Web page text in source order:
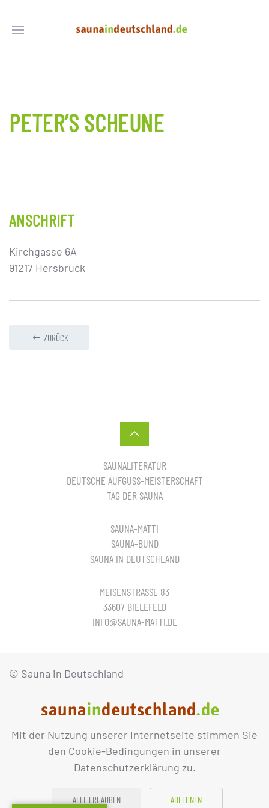
Mit der Nutzung unserer Internetseite stimmen Sie
den Cookie-Bedingungen in unserer
Datenschutzerklärung zu.
ALLE ERLAUBEN ABLEHNEN
PETER’S SCHEUNE
ANSCHRIFT
Kirchgasse 6A
91217 Hersbruck
ZURÜCK
SAUNALITERATUR
DEUTSCHE AUFGUSS-MEISTERSCHAFT
TAG DER SAUNA
SAUNA-MATTI
SAUNA-BUND
SAUNA IN DEUTSCHLAND
MEISENSTRASSE 83
33607 BIELEFELD
INFO@SAUNA-MATTI.DE
© Sauna in Deutschland
IMPRESSUM DATENSCHUTZ